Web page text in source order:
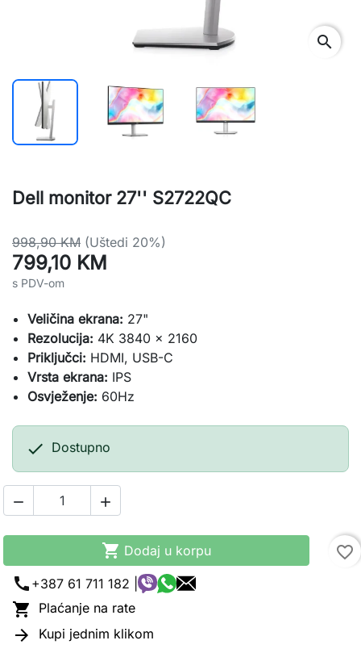
search
Dell monitor 27'' S2722QC
998,90 KM (Uštedi 20%)
799,10 KM
s PDV-om
Veličina ekrana: 27"
Rezolucija: 4K 3840 x 2160
Priključci: HDMI, USB-C
Vrsta ekrana: IPS
Osvježenje: 60Hz
 Dostupno
 
 Dodaj u korpu
favorite_border
call +387 61 711 182 |
 Plaćanje na rate
 Kupi jednim klikom